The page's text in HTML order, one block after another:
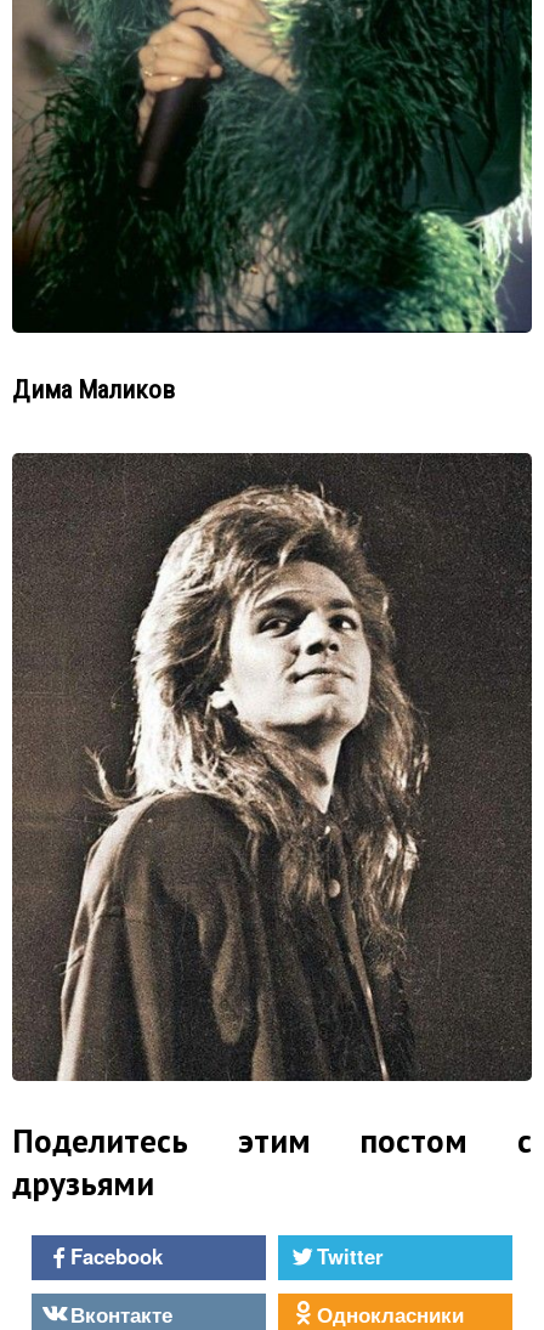
Дима Маликов
Поделитесь этим постом с
друзьями
Facebook
Twitter
Вконтакте
Однокласники